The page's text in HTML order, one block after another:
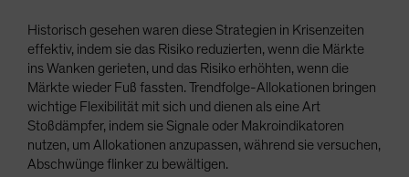
Historisch gesehen waren diese Strategien in Krisenzeiten
effektiv, indem sie das Risiko reduzierten, wenn die Märkte
ins Wanken gerieten, und das Risiko erhöhten, wenn die
Märkte wieder Fuß fassten. Trendfolge-Allokationen bringen
wichtige Flexibilität mit sich und dienen als eine Art
Stoßdämpfer, indem sie Signale oder Makroindikatoren
nutzen, um Allokationen anzupassen, während sie versuchen,
Abschwünge flinker zu bewältigen.